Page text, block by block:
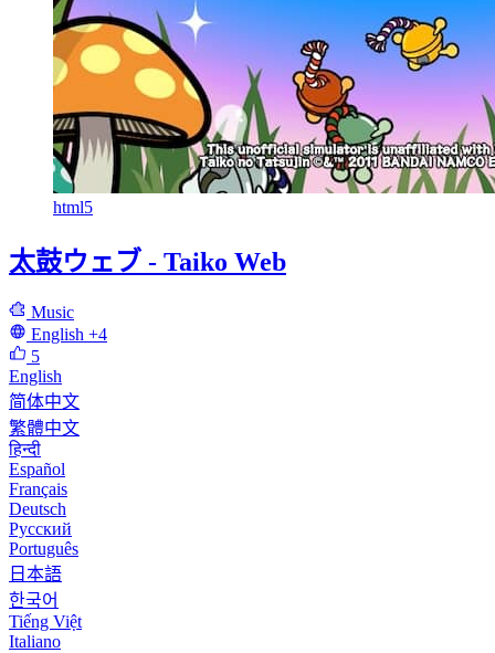
html5
太鼓ウェブ - Taiko Web
Music
English +4
5
English
简体中文
繁體中文
हिन्दी
Español
Français
Deutsch
Русский
Português
日本語
한국어
Tiếng Việt
Italiano